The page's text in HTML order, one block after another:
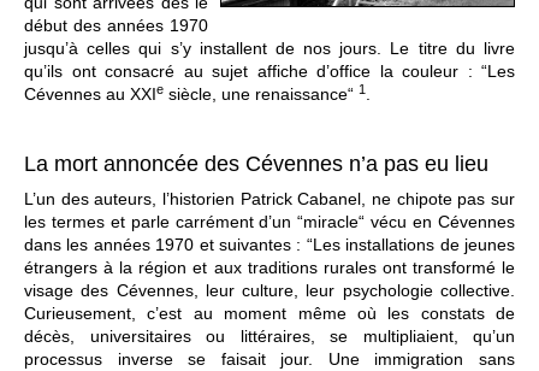
début des années 1970
jusqu’à celles qui s’y installent de nos jours. Le titre du livre
qu’ils ont consacré au sujet affiche d’office la couleur : “Les
Cévennes au XXIe siècle, une renaissance“ 1 .
La mort annoncée des Cévennes n’a pas eu lieu
L’un des auteurs, l’historien Patrick Cabanel, ne chipote pas sur
les termes et parle carrément d’un “miracle“ vécu en Cévennes
dans les années 1970 et suivantes : “Les installations de jeunes
étrangers à la région et aux traditions rurales ont transformé le
visage des Cévennes, leur culture, leur psychologie collective.
Curieusement, c’est au moment même où les constats de
décès, universitaires ou littéraires, se multipliaient, qu’un
processus inverse se faisait jour. Une immigration sans